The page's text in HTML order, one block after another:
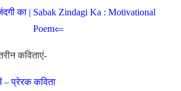
का | Sabak Zindagi Ka : Motivational
Poem⇐
कविताएं-
– प्रेरक कविता